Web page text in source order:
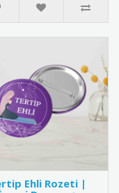
Ehli Rozeti |